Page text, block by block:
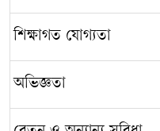
শিক্ষাগত যোগ্যতা
অভিজ্ঞতা